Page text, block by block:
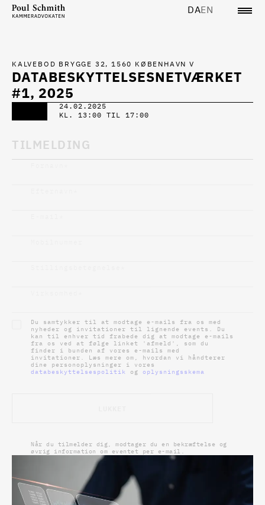
DAEN
DATABESKYTTELSESNETVÆRKET
#1, 2025
KALVEBOD BRYGGE 32, 1560 KØBENHAVN V
24.02.2025
KL. 13:00 TIL 17:00
TILMELDING
Du samtykker til at modtage e-mails fra os med
nyheder og invitationer til lignende events. Du
kan til enhver tid frabede dig at modtage e-mails
fra os ved at følge linket 'afmeld', som du
finder i bunden af vores e-mails med
invitationer. Læs mere om, hvordan vi håndterer
dine personoplysninger i vores
databeskyttelsespolitik og oplysningsskema
Når du tilmelder dig, modtager du en bekræftelse og
øvrig information om eventet per e-mail.